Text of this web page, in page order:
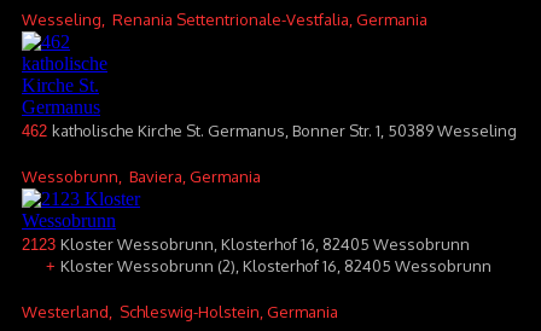
Wesseling , Renania Settentrionale-Vestfalia, Germania
462 katholische Kirche St. Germanus, Bonner Str. 1, 50389 Wesseling
Wessobrunn , Baviera, Germania
2123 Kloster Wessobrunn, Klosterhof 16, 82405 Wessobrunn
+ Kloster Wessobrunn (2), Klosterhof 16, 82405 Wessobrunn
Westerland , Schleswig-Holstein, Germania